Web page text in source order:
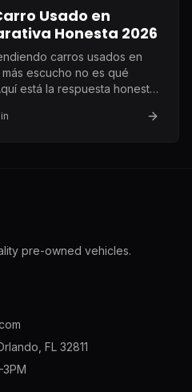
Usado en
Honesta 2026
carros usados en
escucho no es qué
está la respuesta honesta
pre-owned vehicles.
FL 32811